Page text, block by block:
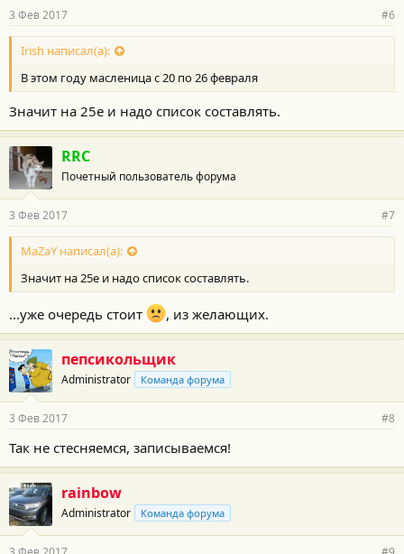
3 Фев 2017 #6
Irish написал(а):
В этом году масленица с 20 по 26 февраля
Значит на 25е и надо список составлять.
RRC
Почетный пользователь форума
3 Фев 2017 #7
MaZaY написал(а):
Значит на 25е и надо список составлять.
...уже очередь стоит , из желающих.
пепсикольщик
Administrator Команда форума
3 Фев 2017 #8
Так не стесняемся, записываемся!
rainbow
Administrator Команда форума